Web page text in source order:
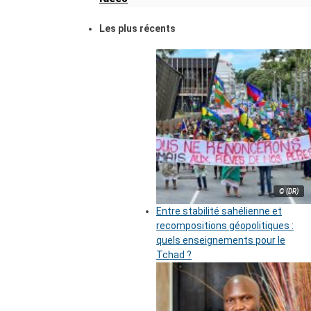
Les plus récents
© (DR)
Entre stabilité sahélienne et
recompositions géopolitiques :
quels enseignements pour le
Tchad ?